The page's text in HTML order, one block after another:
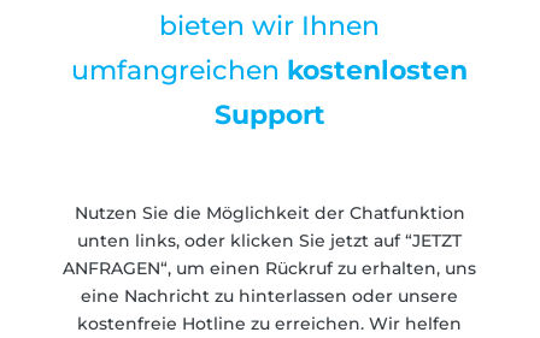
bieten wir Ihnen
umfangreichen kostenlosten
Support
Nutzen Sie die Möglichkeit der Chatfunktion
unten links, oder klicken Sie jetzt auf “JETZT
ANFRAGEN“, um einen Rückruf zu erhalten, uns
eine Nachricht zu hinterlassen oder unsere
kostenfreie Hotline zu erreichen. Wir helfen